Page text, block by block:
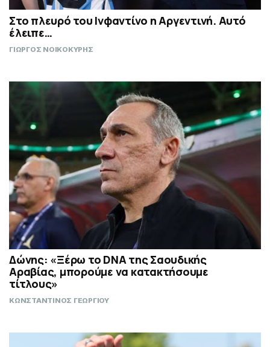
Στο πλευρό του Ινφαντίνο η Αργεντινή. Αυτό
έλειπε…
ΓΙΩΡΓΟΣ ΝΟΙΚΟΚΥΡΗΣ
Δώνης: «Ξέρω το DNA της Σαουδικής
Αραβίας, μπορούμε να κατακτήσουμε
τίτλους»
ΚΩΝΣΤΑΝΤΙΝΟΣ ΓΕΩΡΓΙΟΥ